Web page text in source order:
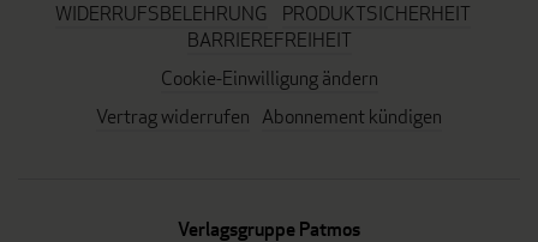
WIDERRUFSBELEHRUNG
PRODUKTSICHERHEIT
BARRIEREFREIHEIT
Cookie-Einwilligung ändern
Vertrag widerrufen Abonnement kündigen
Verlagsgruppe Patmos